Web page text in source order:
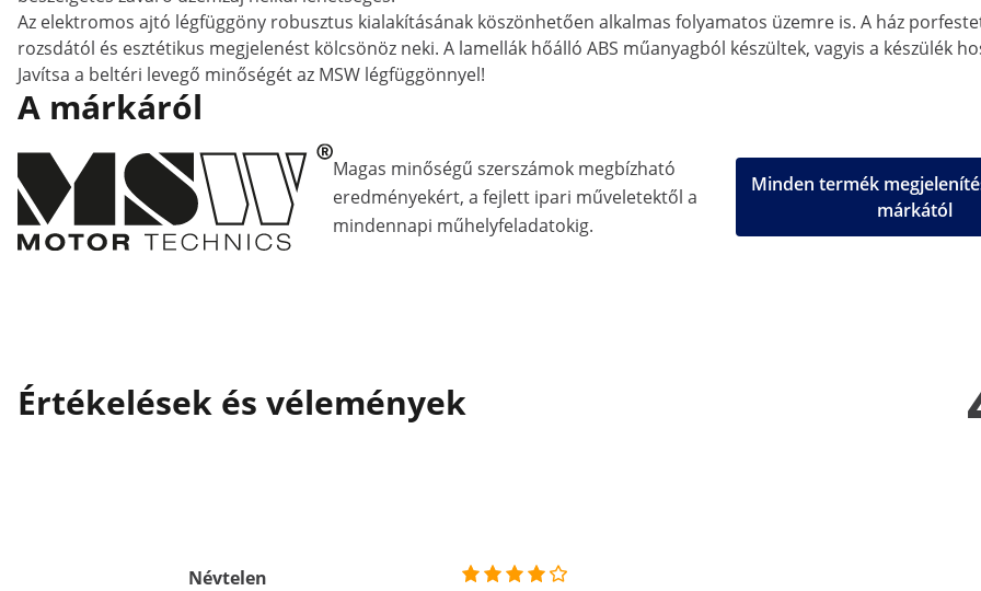
Az elektromos ajtó légfüggöny robusztus kialakításának köszönhetően alkalmas folyamatos üzemre is. A ház
rozsdától és esztétikus megjelenést kölcsönöz neki. A lamellák hőálló ABS műanyagból készültek, vagyis a készülék
Javítsa a beltéri levegő minőségét az MSW légfüggönnyel!
A márkáról
Magas minőségű szerszámok megbízható
eredményekért, a fejlett ipari műveletektől a
mindennapi műhelyfeladatokig.
Minden termék
márkától
Értékelések és vélemények
Névtelen